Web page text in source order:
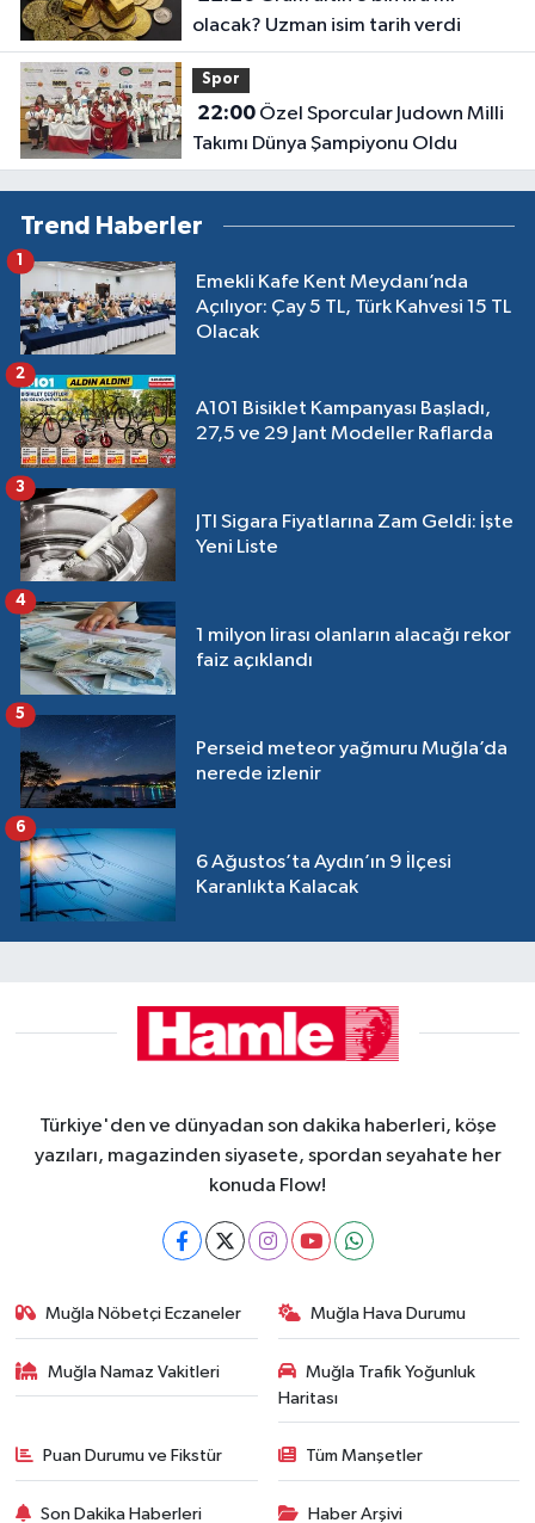
olacak? Uzman isim tarih verdi
Spor
22:00Özel Sporcular Judown Milli
Takımı Dünya Şampiyonu Oldu
Trend Haberler
Emekli Kafe Kent Meydanı’nda
Açılıyor: Çay 5 TL, Türk Kahvesi 15 TL
Olacak
1
A101 Bisiklet Kampanyası Başladı,
27,5 ve 29 Jant Modeller Raflarda
2
JTI Sigara Fiyatlarına Zam Geldi: İşte
Yeni Liste
3
1 milyon lirası olanların alacağı rekor
faiz açıklandı
4
Perseid meteor yağmuru Muğla’da
nerede izlenir
5
6 Ağustos’ta Aydın’ın 9 İlçesi
Karanlıkta Kalacak
6
Türkiye'den ve dünyadan son dakika haberleri, köşe
yazıları, magazinden siyasete, spordan seyahate her
konuda Flow!
Muğla Nöbetçi Eczaneler Muğla Hava Durumu
Muğla Namaz Vakitleri
Muğla Trafik Yoğunluk
Haritası
Puan Durumu ve Fikstür Tüm Manşetler
Son Dakika Haberleri Haber Arşivi